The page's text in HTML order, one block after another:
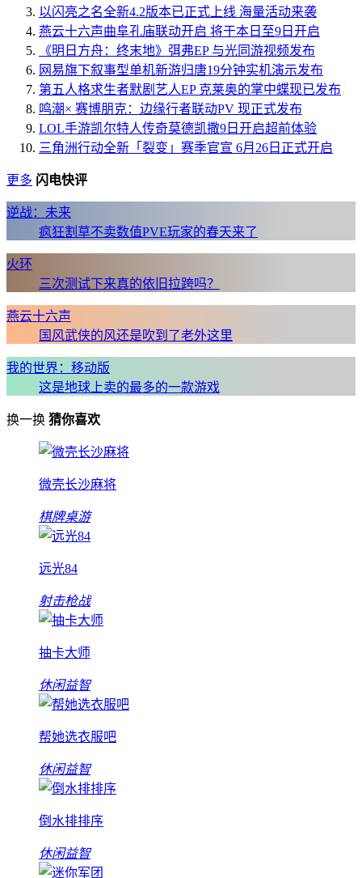
以闪亮之名全新4.2版本已正式上线 海量活动来袭
燕云十六声曲阜孔庙联动开启 将于本日至9日开启
《明日方舟：终末地》弭弗EP 与光同游视频发布
网易旗下叙事型单机新游归唐19分钟实机演示发布
第五人格求生者默剧艺人EP 克莱奥的掌中蝶现已发布
鸣潮× 赛博朋克：边缘行者联动PV 现正式发布
LOL手游凯尔特人传奇莫德凯撒9日开启超前体验
三角洲行动全新「裂变」赛季官宣 6月26日正式开启
更多 闪电快评
逆战：未来
疯狂割草不卖数值PVE玩家的春天来了
火环
三次测试下来真的依旧拉跨吗？
燕云十六声
国风武侠的风还是吹到了老外这里
我的世界：移动版
这是地球上卖的最多的一款游戏
换一换 猜你喜欢
微壳长沙麻将
棋牌桌游
远光84
射击枪战
抽卡大师
休闲益智
帮她选衣服吧
休闲益智
倒水排排序
休闲益智